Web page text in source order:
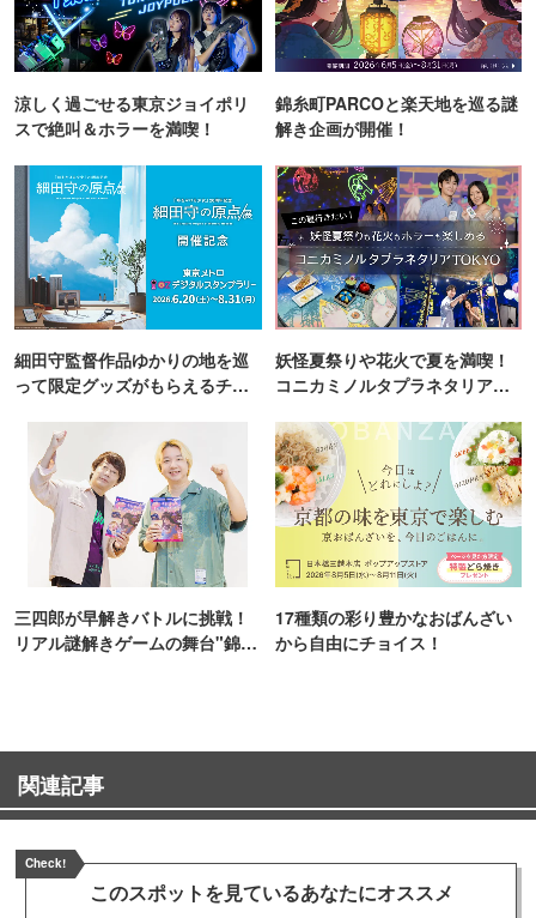
涼しく過ごせる東京ジョイポリ
スで絶叫＆ホラーを満喫！
錦糸町PARCOと楽天地を巡る謎
解き企画が開催！
細田守監督作品ゆかりの地を巡
って限定グッズがもらえるチャ
妖怪夏祭りや花火で夏を満喫！
コニカミノルタプラネタリア
三四郎が早解きバトルに挑戦！
リアル謎解きゲームの舞台"錦糸
17種類の彩り豊かなおばんざい
から自由にチョイス！
関連記事
Check!
このスポットを見ているあなたにオススメ